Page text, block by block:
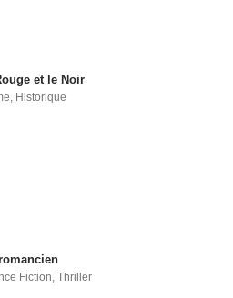
et le Noir
Historique
Fiction,Thriller